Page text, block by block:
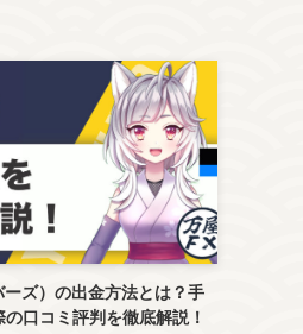
ズ）の出金方法とは？手
口コミ評判を徹底解説！